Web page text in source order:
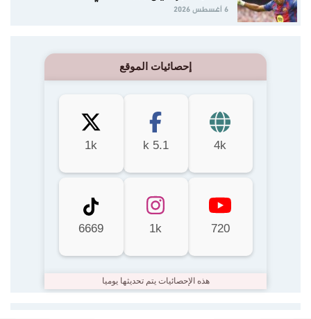
6 أغسطس 2026
إحصائيات الموقع
4k
5.1 k
1k
720
1k
6669
هذه الإحصائيات يتم تحديثها يوميا